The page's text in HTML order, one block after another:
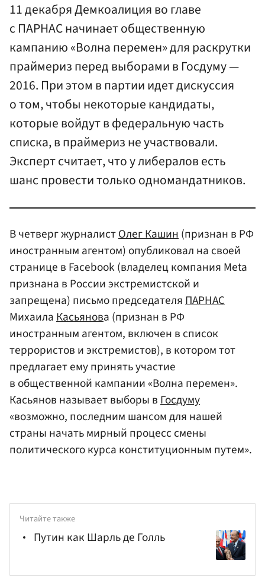
11 декабря Демкоалиция во главе
с ПАРНАС начинает общественную
кампанию «Волна перемен» для раскрутки
праймериз перед выборами в Госдуму —
2016. При этом в партии идет дискуссия
о том, чтобы некоторые кандидаты,
которые войдут в федеральную часть
списка, в праймериз не участвовали.
Эксперт считает, что у либералов есть
шанс провести только одномандатников.
В четверг журналистОлег Кашин(признан в РФ
иностранным агентом) опубликовал на своей
странице в Facebook (владелец компания Meta
признана в России экстремистской и
запрещена) письмо председателяПАРНАС
МихаилаКасьянова (признан в РФ
иностранным агентом, включен в список
террористов и экстремистов), в котором тот
предлагает ему принять участие
в общественной кампании «Волна перемен».
Касьянов называет выборы вГосдуму
«возможно, последним шансом для нашей
страны начать мирный процесс смены
политического курса конституционным путем».
Читайте также
Путин как Шарль де Голль